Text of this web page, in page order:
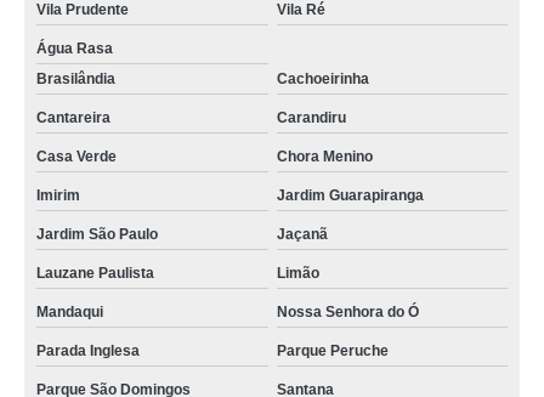
Vila Prudente Vila Ré
Água Rasa
Brasilândia
Cachoeirinha
Cantareira Carandiru
Casa Verde Chora Menino
Imirim Jardim Guarapiranga
Jardim São Paulo Jaçanã
Lauzane Paulista Limão
Mandaqui Nossa Senhora do Ó
Parada Inglesa Parque Peruche
Parque São Domingos Santana